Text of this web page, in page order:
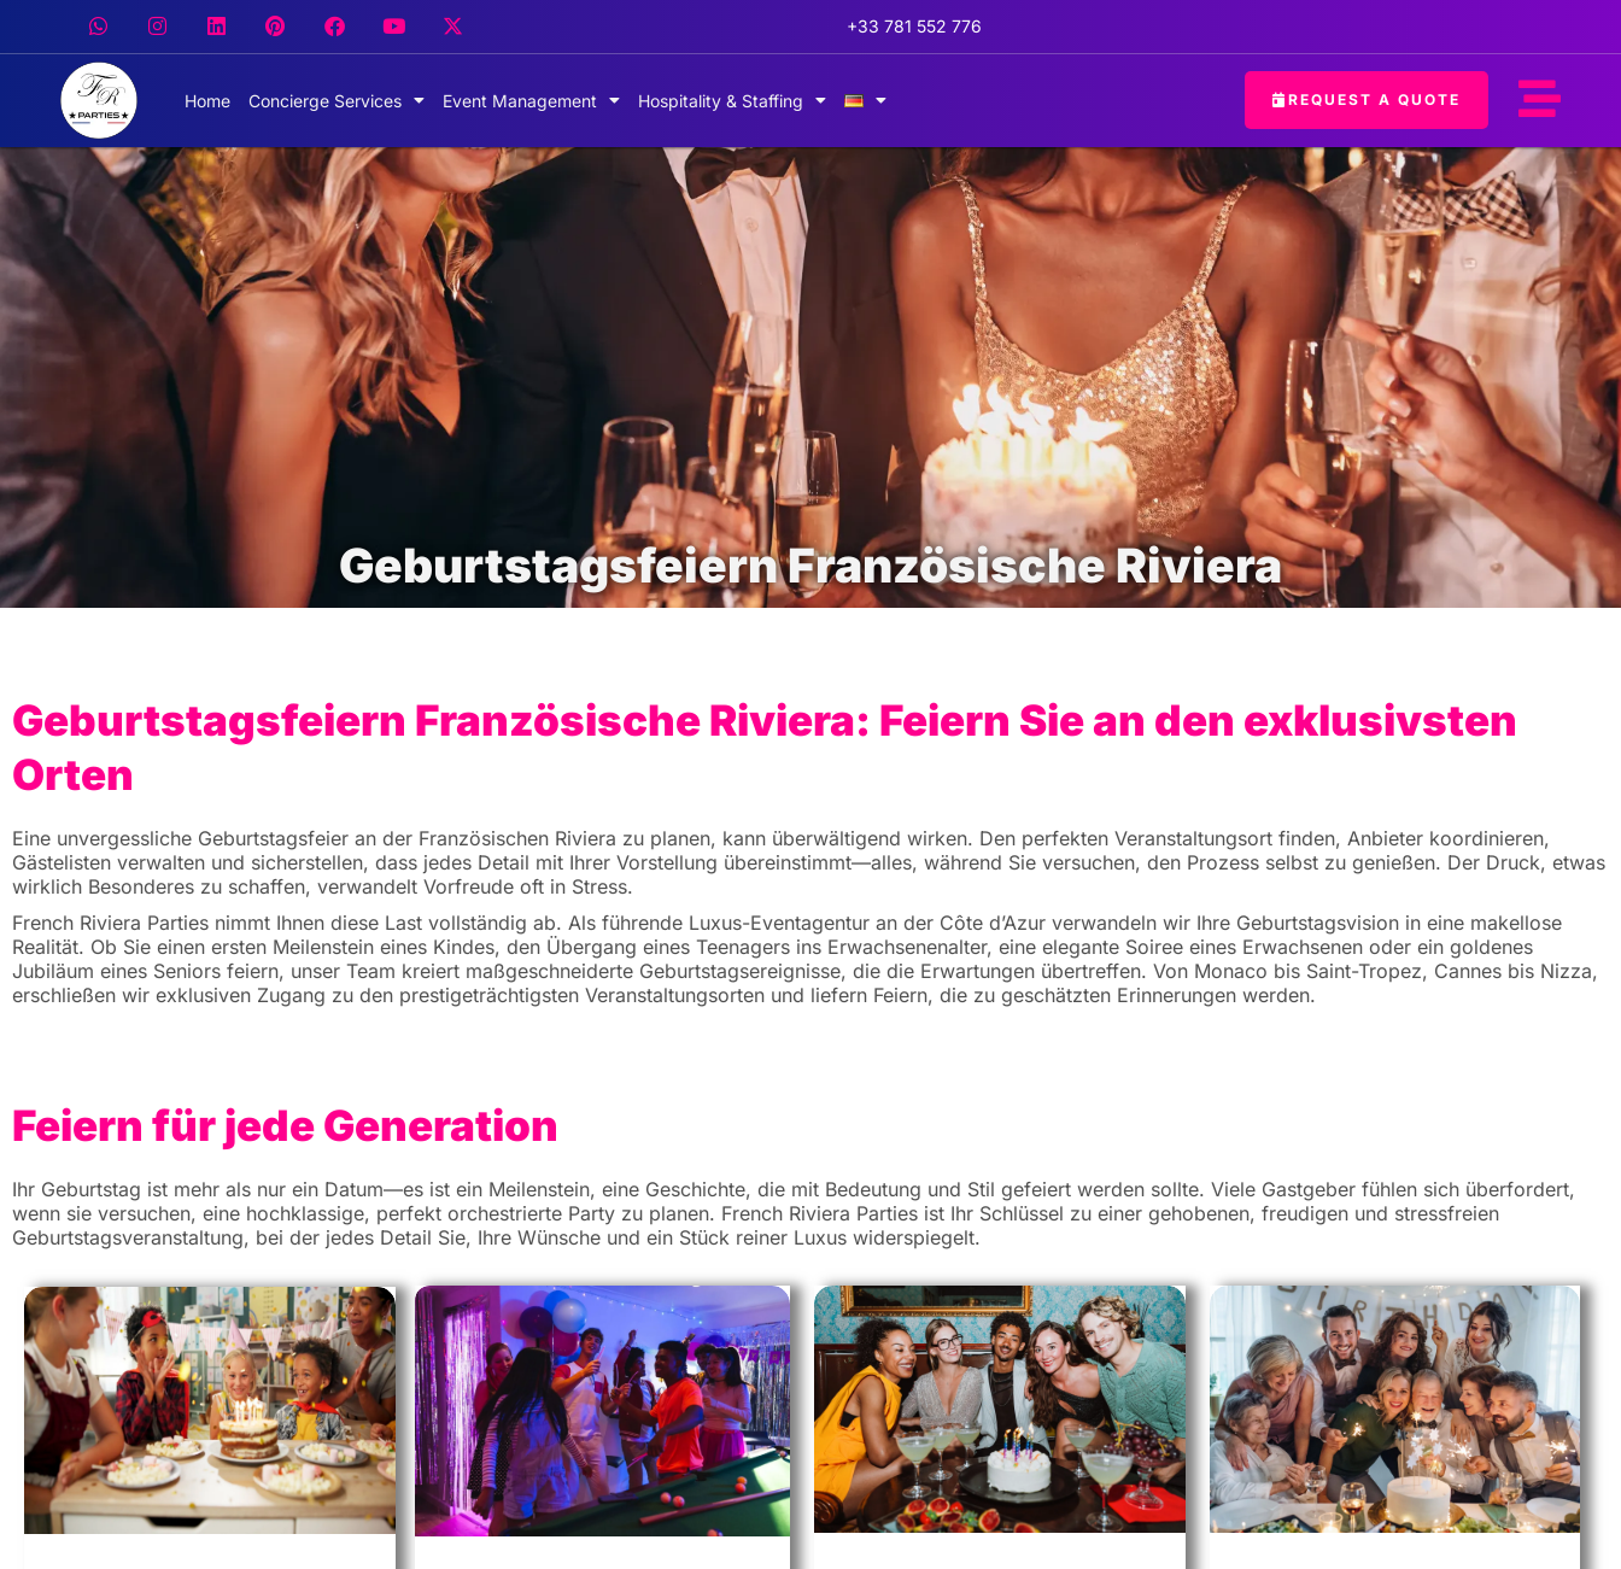
+33 781 552 776
Home Concierge Services Event Management Hospitality & Staffing REQUEST A QUOTE
Geburtstagsfeiern Französische Riviera
Geburtstagsfeiern Französische Riviera: Feiern Sie an den exklusivsten
Orten
Eine unvergessliche Geburtstagsfeier an der Französischen Riviera zu planen, kann überwältigend wirken. Den perfekten Veranstaltungsort finden, Anbieter koordinieren,
Gästelisten verwalten und sicherstellen, dass jedes Detail mit Ihrer Vorstellung übereinstimmt—alles, während Sie versuchen, den Prozess selbst zu genießen. Der Druck, etwas
wirklich Besonderes zu schaffen, verwandelt Vorfreude oft in Stress.
French Riviera Parties nimmt Ihnen diese Last vollständig ab. Als führende Luxus-Eventagentur an der Côte d’Azur verwandeln wir Ihre Geburtstagsvision in eine makellose
Realität. Ob Sie einen ersten Meilenstein eines Kindes, den Übergang eines Teenagers ins Erwachsenenalter, eine elegante Soiree eines Erwachsenen oder ein goldenes
Jubiläum eines Seniors feiern, unser Team kreiert maßgeschneiderte Geburtstagsereignisse, die die Erwartungen übertreffen. Von Monaco bis Saint-Tropez, Cannes bis Nizza,
erschließen wir exklusiven Zugang zu den prestigeträchtigsten Veranstaltungsorten und liefern Feiern, die zu geschätzten Erinnerungen werden.
Feiern für jede Generation
Ihr Geburtstag ist mehr als nur ein Datum—es ist ein Meilenstein, eine Geschichte, die mit Bedeutung und Stil gefeiert werden sollte. Viele Gastgeber fühlen sich überfordert,
wenn sie versuchen, eine hochklassige, perfekt orchestrierte Party zu planen. French Riviera Parties ist Ihr Schlüssel zu einer gehobenen, freudigen und stressfreien
Geburtstagsveranstaltung, bei der jedes Detail Sie, Ihre Wünsche und ein Stück reiner Luxus widerspiegelt.